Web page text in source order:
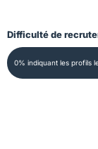
Difficulté de